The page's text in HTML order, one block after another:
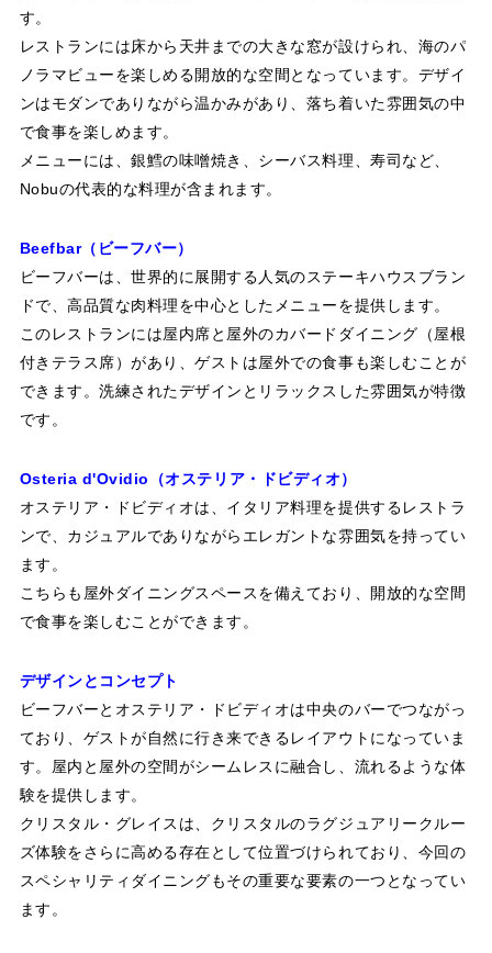
す。
レストランには床から天井までの大きな窓が設けられ、海のパ
ノラマビューを楽しめる開放的な空間となっています。デザイ
ンはモダンでありながら温かみがあり、落ち着いた雰囲気の中
で食事を楽しめます。
メニューには、銀鱈の味噌焼き、シーバス料理、寿司など、
Nobuの代表的な料理が含まれます。
Beefbar（ビーフバー）
ビーフバーは、世界的に展開する人気のステーキハウスブラン
ドで、高品質な肉料理を中心としたメニューを提供します。
このレストランには屋内席と屋外のカバードダイニング（屋根
付きテラス席）があり、ゲストは屋外での食事も楽しむことが
できます。洗練されたデザインとリラックスした雰囲気が特徴
です。
Osteria d'Ovidio（オステリア・ドビディオ）
オステリア・ドビディオは、イタリア料理を提供するレストラ
ンで、カジュアルでありながらエレガントな雰囲気を持ってい
ます。
こちらも屋外ダイニングスペースを備えており、開放的な空間
で食事を楽しむことができます。
デザインとコンセプト
ビーフバーとオステリア・ドビディオは中央のバーでつながっ
ており、ゲストが自然に行き来できるレイアウトになっていま
す。屋内と屋外の空間がシームレスに融合し、流れるような体
験を提供します。
クリスタル・グレイスは、クリスタルのラグジュアリークルー
ズ体験をさらに高める存在として位置づけられており、今回の
スペシャリティダイニングもその重要な要素の一つとなってい
ます。